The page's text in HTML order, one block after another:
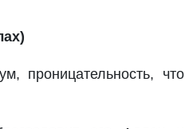
проницательность, что